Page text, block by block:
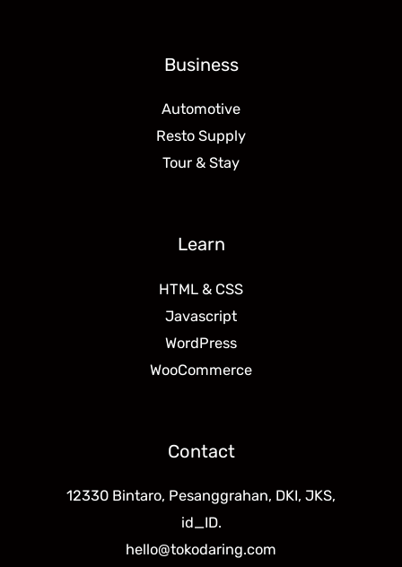
Business
Automotive
Resto Supply
Tour & Stay
Learn
HTML & CSS
Javascript
WordPress
WooCommerce
Contact
12330 Bintaro, Pesanggrahan, DKI, JKS,
id_ID.
hello@tokodaring.com